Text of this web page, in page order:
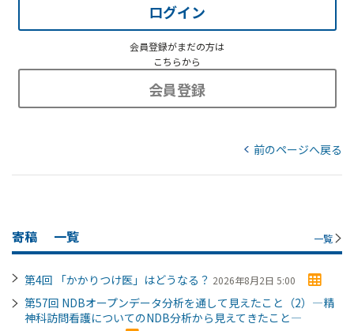
ログイン
会員登録がまだの方は
こちらから
会員登録
前のページへ戻る
寄稿 一覧 一覧
第4回 「かかりつけ医」はどうなる？ 2026年8月2日 5:00
第57回 NDBオープンデータ分析を通して見えたこと（2）―精
神科訪問看護についてのNDB分析から見えてきたこと―